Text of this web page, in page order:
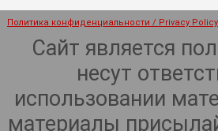
Политика конфиденциальности / Privacy Policy
Сайт является
несут
использовании
материалы